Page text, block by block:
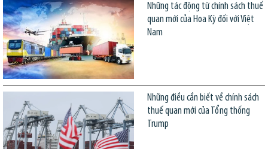
Những tác động từ chính sách thuế
quan mới của Hoa Kỳ đối với Việt
Nam
Những điều cần biết về chính sách
thuế quan mới của Tổng thống
Trump